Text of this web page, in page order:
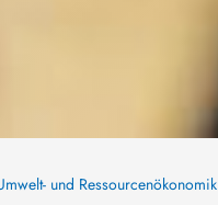
und Ressourcenökonomik